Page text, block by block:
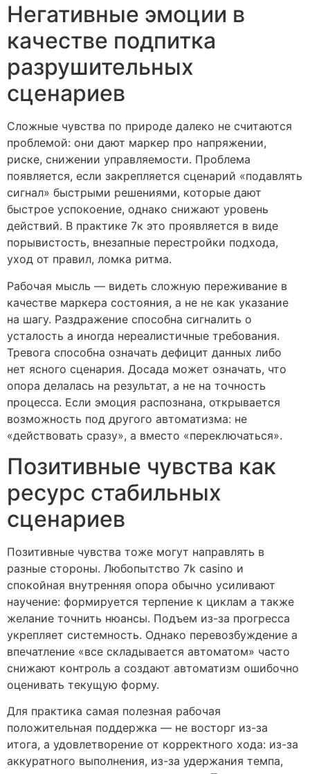
Негативные эмоции в
качестве подпитка
разрушительных
сценариев
Сложные чувства по природе далеко не считаются
проблемой: они дают маркер про напряжении,
риске, снижении управляемости. Проблема
появляется, если закрепляется сценарий «подавлять
сигнал» быстрыми решениями, которые дают
быстрое успокоение, однако снижают уровень
действий. В практике 7к это проявляется в виде
порывистость, внезапные перестройки подхода,
уход от правил, ломка ритма.
Рабочая мысль — видеть сложную переживание в
качестве маркера состояния, а не не как указание
на шагу. Раздражение способна сигналить о
усталость а иногда нереалистичные требования.
Тревога способна означать дефицит данных либо
нет ясного сценария. Досада может означать, что
опора делалась на результат, а не на точность
процесса. Если эмоция распознана, открывается
возможность под другого автоматизма: не
«действовать сразу», а вместо «переключаться».
Позитивные чувства как
ресурс стабильных
сценариев
Позитивные чувства тоже могут направлять в
разные стороны. Любопытство 7k casino и
спокойная внутренняя опора обычно усиливают
научение: формируется терпение к циклам а также
желание точнить нюансы. Подъем из-за прогресса
укрепляет системность. Однако перевозбуждение а
впечатление «все складывается автоматом» часто
снижают контроль а создают автоматизм ошибочно
оценивать текущую форму.
Для практика самая полезная рабочая
положительная поддержка — не восторг из-за
итога, а удовлетворение от корректного хода: из-за
аккуратного выполнения, из-за удержания темпа,